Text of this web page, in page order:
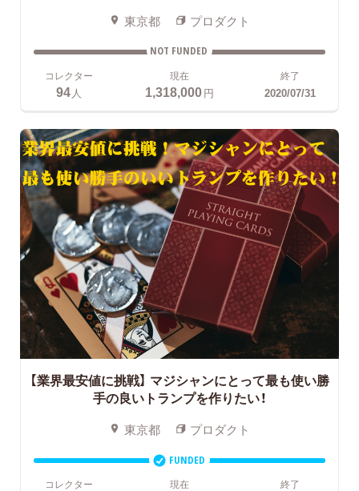
東京都 プロダクト
NOT FUNDED
コレクター
94人
現在
1,318,000円
終了
2020/07/31
【業界最安値に挑戦】 マジシャンにとって最も使い勝
手の良いトランプを作りたい！
東京都 プロダクト
FUNDED
コレクター
現在 終了